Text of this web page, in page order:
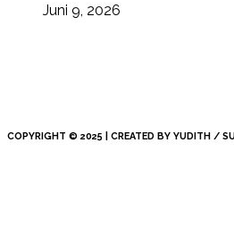
Juni 9, 2026
COPYRIGHT © 2025 | CREATED BY YUDITH /